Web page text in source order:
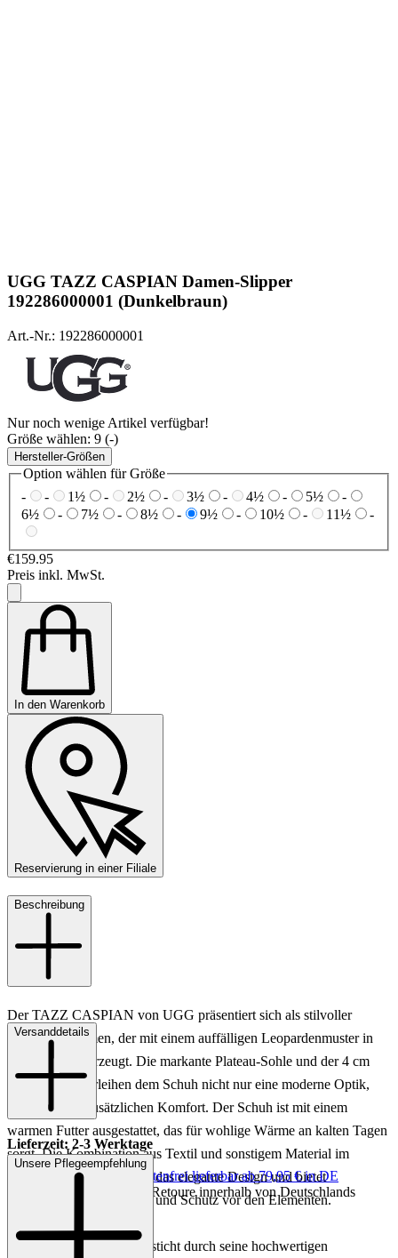
UGG TAZZ CASPIAN Damen-Slipper
192286000001 (Dunkelbraun)
Art.-Nr.: 192286000001
Nur noch wenige Artikel verfügbar!
Größe wählen: 9 (-)
Hersteller-Größen
Option wählen für Größe
-
- 1½ - 2½ - 3½ - 4½ - 5½
-
6½
- 7½ - 8½ - 9½ - 10½ - 11½ -
€159.95
Preis inkl. MwSt.
In den Warenkorb
Reservierung in einer Filiale
Beschreibung
Der TAZZ CASPIAN von UGG präsentiert sich als stilvoller
Slipper für Damen, der mit einem auffälligen Leopardenmuster in
Braun bunt überzeugt. Die markante Plateau-Sohle und der 4 cm
hohe Absatz verleihen dem Schuh nicht nur eine moderne Optik,
sondern auch zusätzlichen Komfort. Der Schuh ist mit einem
warmen Futter ausgestattet, das für wohlige Wärme an kalten Tagen
sorgt. Die Kombination aus Textil und sonstigem Material im
Obermaterial unterstreicht das elegante Design und bietet
gleichzeitig Langlebigkeit und Schutz vor den Elementen.
Der TAZZ CASPIAN besticht durch seine hochwertigen
Versanddetails
Lieferzeit: 2-3 Werktage
Keine Versandkosten:
kostenfrei lieferbar ab 79,95 € in DE
Einfache und Kostenlose Retoure innerhalb von Deutschlands
Unsere Pflegeempfehlung